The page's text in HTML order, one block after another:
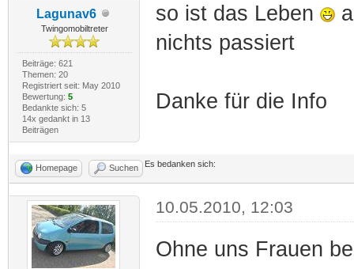
Lagunav6
Twingomobiltreter
Beiträge: 621
Themen: 20
Registriert seit: May 2010
Bewertung: 5
Bedankte sich: 5
14x gedankt in 13
Beiträgen
so ist das Leben
nichts passiert
Danke für die Info
Homepage Suchen Es bedanken sich:
10.05.2010, 12:03
Ohne uns Frauen